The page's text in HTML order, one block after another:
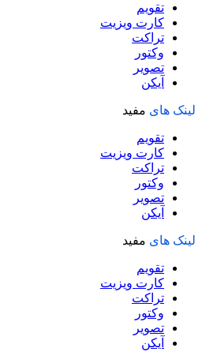
تقویم
کارت ویزیت
تراکت
وکتور
تصویر
آیکن
لینک های مفید
تقویم
کارت ویزیت
تراکت
وکتور
تصویر
آیکن
لینک های مفید
تقویم
کارت ویزیت
تراکت
وکتور
تصویر
آیکن